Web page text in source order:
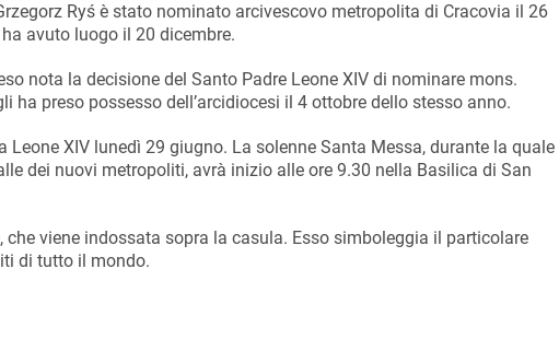
Ryś è stato nominato arcivescovo metropolita di Cracovia il 26
avuto luogo il 20 dicembre.
nota la decisione del Santo Padre Leone XIV di nominare mons.
preso possesso dell’arcidiocesi il 4 ottobre dello stesso anno.
XIV lunedì 29 giugno. La solenne Santa Messa, durante la quale
dei nuovi metropoliti, avrà inizio alle ore 9.30 nella Basilica di San
viene indossata sopra la casula. Esso simboleggia il particolare
di tutto il mondo.